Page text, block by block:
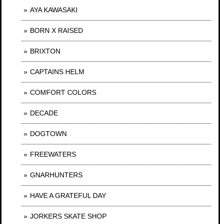
AYA KAWASAKI
BORN X RAISED
BRIXTON
CAPTAINS HELM
COMFORT COLORS
DECADE
DOGTOWN
FREEWATERS
GNARHUNTERS
HAVE A GRATEFUL DAY
JORKERS SKATE SHOP